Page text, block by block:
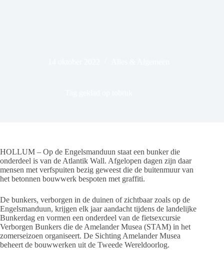
HOLLUM – Op de Engelsmanduun staat een bunker die
onderdeel is van de Atlantik Wall. Afgelopen dagen zijn daar
mensen met verfspuiten bezig geweest die de buitenmuur van
het betonnen bouwwerk bespoten met graffiti.
De bunkers, verborgen in de duinen of zichtbaar zoals op de
Engelsmanduun, krijgen elk jaar aandacht tijdens de landelijke
Bunkerdag en vormen een onderdeel van de fietsexcursie
Verborgen Bunkers die de Amelander Musea (STAM) in het
zomerseizoen organiseert. De Sichting Amelander Musea
beheert de bouwwerken uit de Tweede Wereldoorlog.